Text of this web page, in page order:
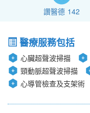
讚醫德 142
醫療服務包括
心臟超聲波掃描
頸動脈超聲波掃描
心導管檢查及支架術